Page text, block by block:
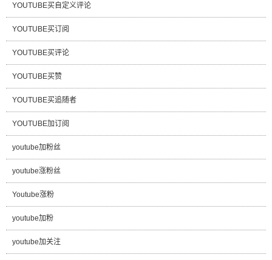
YOUTUBE买自定义评论
YOUTUBE买订阅
YOUTUBE买评论
YOUTUBE买赞
YOUTUBE买追随者
YOUTUBE加订阅
youtube加粉丝
youtube涨粉丝
Youtube涨粉
youtube加粉
youtube加关注